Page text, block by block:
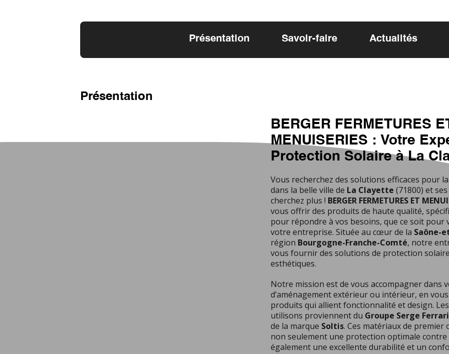
Présentation Savoir-faire Actualités
Présentation
BERGER FERMETURES
MENUISERIES : Votre
Protection Solaire à La
Vous recherchez des solutions efficaces pour
dans la belle ville de La Clayette (71800) et
cherchez plus ! BERGER FERMETURES ET
vous offrir des produits de haute qualité,
pour répondre à vos besoins, que ce soit pour
votre entreprise. Située au cœur de la Saône-
région Bourgogne-Franche-Comté, notre
vous fournir des solutions de protection
esthétiques.
Notre mission est de vous accompagner dans
d’aménagement extérieur ou intérieur, en
produits qui allient fonctionnalité et design.
utilisons proviennent du Groupe Serge Ferrari
de la marque Soltis. Ces matériaux de premier
non seulement une protection optimale contre
également une excellente durabilité et un